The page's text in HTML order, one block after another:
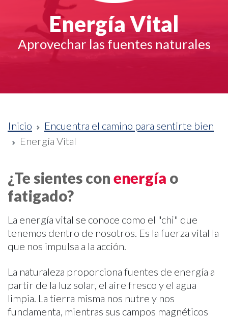
Energía Vital
Aprovechar las fuentes naturales
Inicio
Encuentra el camino para sentirte bien
Energía Vital
¿Te sientes con energía o
fatigado?
La energía vital se conoce como el "chi" que
tenemos dentro de nosotros. Es la fuerza vital la
que nos impulsa a la acción.
La naturaleza proporciona fuentes de energía a
partir de la luz solar, el aire fresco y el agua
limpia. La tierra misma nos nutre y nos
fundamenta, mientras sus campos magnéticos